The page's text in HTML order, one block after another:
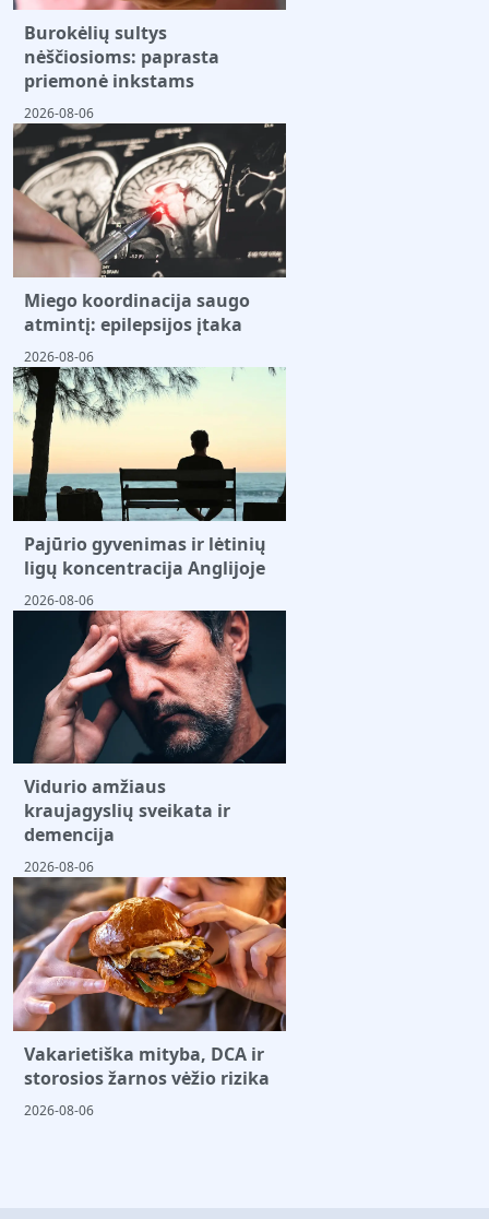
Burokėlių sultys
nėščiosioms: paprasta
priemonė inkstams
2026-08-06
Miego koordinacija saugo
atmintį: epilepsijos įtaka
2026-08-06
Pajūrio gyvenimas ir lėtinių
ligų koncentracija Anglijoje
2026-08-06
Vidurio amžiaus
kraujagyslių sveikata ir
demencija
2026-08-06
Vakarietiška mityba, DCA ir
storosios žarnos vėžio rizika
2026-08-06